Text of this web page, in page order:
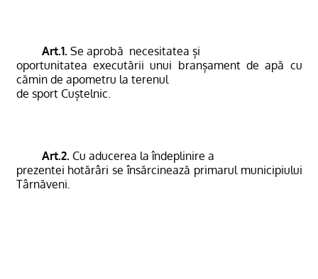
Art.1. Se aprobă necesitatea și
oportunitatea executării unui branșament de apă cu
cămin de apometru la terenul
de sport Cuștelnic.
Art.2. Cu aducerea la îndeplinire a
prezentei hotărâri se însărcinează primarul municipiului
Târnăveni.